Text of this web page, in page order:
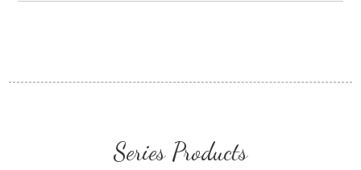
Series Products